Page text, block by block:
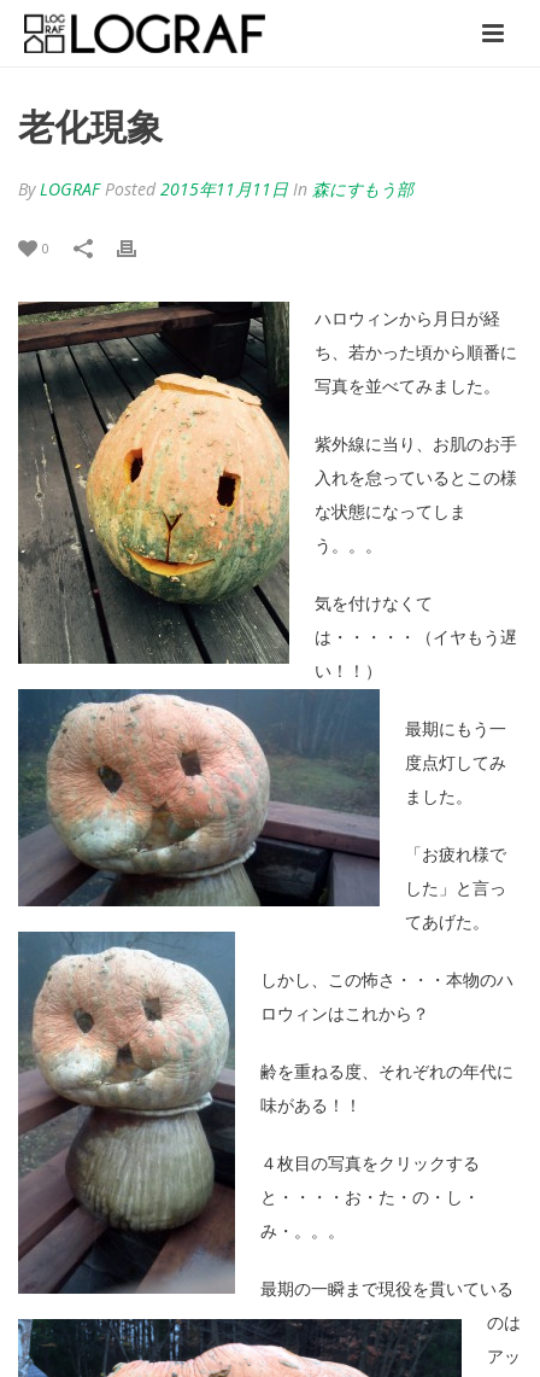
老化現象
ByLOGRAF Posted 2015年11月11日 In 森にすもう部
0
ハロウィンから月日が経
ち、若かった頃から順番に
写真を並べてみました。
紫外線に当り、お肌のお手
入れを怠っているとこの様
な状態になってしま
う。。。
気を付けなくて
は・・・・・（イヤもう遅
い！！）
最期にもう一
度点灯してみ
ました。
「お疲れ様で
した」と言っ
てあげた。
しかし、この怖さ・・・本物のハ
ロウィンはこれから？
齢を重ねる度、それぞれの年代に
味がある！！
４枚目の写真をクリックする
と・・・・お・た・の・し・
み・。。。
最期の一瞬まで現役を貫いている
のは
アッ